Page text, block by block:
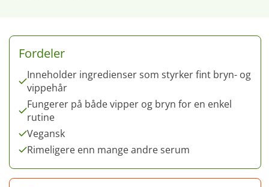
Fordeler
Inneholder ingredienser som styrker fint bryn- og
vippehår
Fungerer på både vipper og bryn for en enkel
rutine
Vegansk
Rimeligere enn mange andre serum